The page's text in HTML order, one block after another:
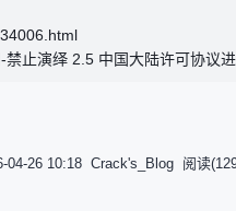
禁止演绎 2.5 中国大陆许可协议
04-26 10:18 Crack's_Blog 阅读(